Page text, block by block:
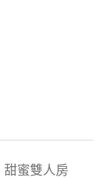
甜蜜雙人房